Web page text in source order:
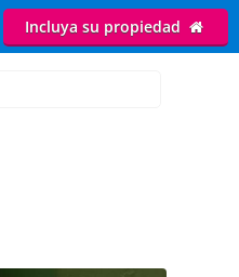
Incluya su propiedad